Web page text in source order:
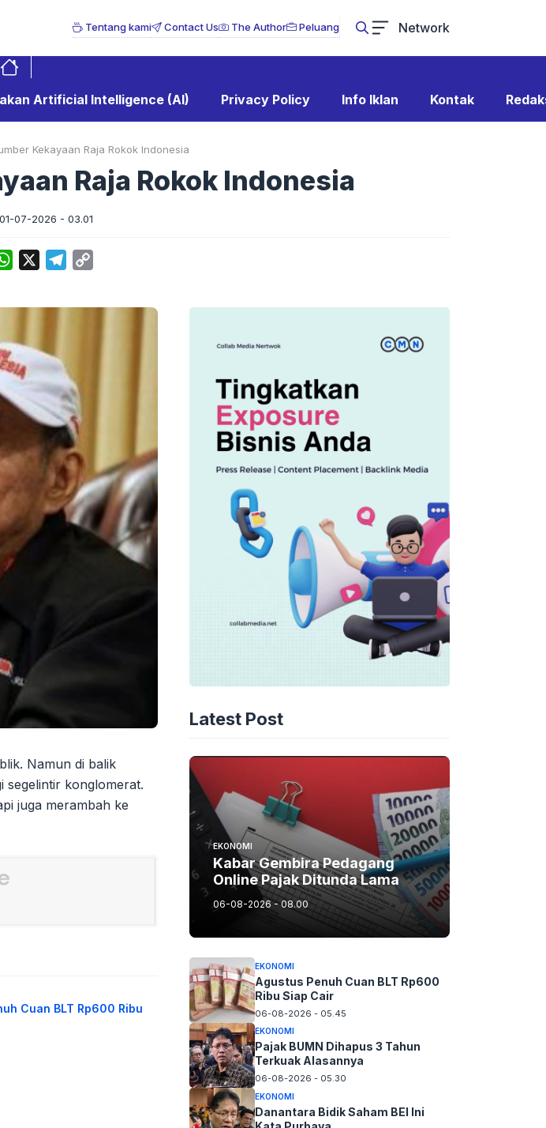
Tentang kami Contact Us The Author Peluang Network
Artificial Intelligence (AI) Privacy Policy Info Iklan Kontak
Kekayaan Raja Rokok Indonesia
Raja Rokok Indonesia
01-07-2026 - 03.01
WhatsApp Telegram
Namun di balik
segelintir konglomerat.
juga merambah ke
Cuan BLT Rp600 Ribu
Latest Post
EKONOMI
Kabar Gembira Pedagang
Online Pajak Ditunda Lama
06-08-2026 - 08.00
EKONOMI
Agustus Penuh Cuan BLT Rp600
Ribu Siap Cair
06-08-2026 - 05.45
EKONOMI
Pajak BUMN Dihapus 3 Tahun
Terkuak Alasannya
06-08-2026 - 05.30
EKONOMI
Danantara Bidik Saham BEI Ini